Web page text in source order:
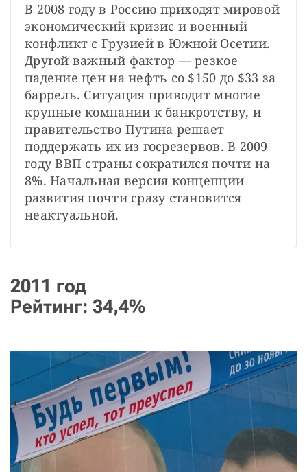
В 2008 году в Россию приходят мировой
экономический кризис и военный
конфликт с Грузией в Южной Осетии.
Другой важный фактор — резкое
падение цен на нефть со $150 до $33 за
баррель. Ситуация приводит многие
крупные компании к банкротству, и
правительство Путина решает
поддержать их из госрезервов. В 2009
году ВВП страны сократился почти на
8%. Начальная версия концепции
развития почти сразу становится
неактуальной.
2011 год
Рейтинг: 34,4%